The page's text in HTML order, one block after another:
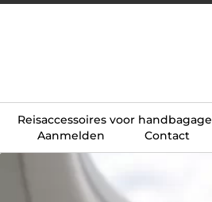
Reisaccessoires voor handbagage
Aanmelden
Contact